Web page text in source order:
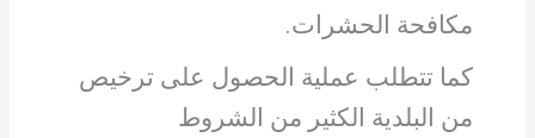
مكافحة الحشرات.
كما تتطلب عملية الحصول على ترخيص
من البلدية الكثير من الشروط